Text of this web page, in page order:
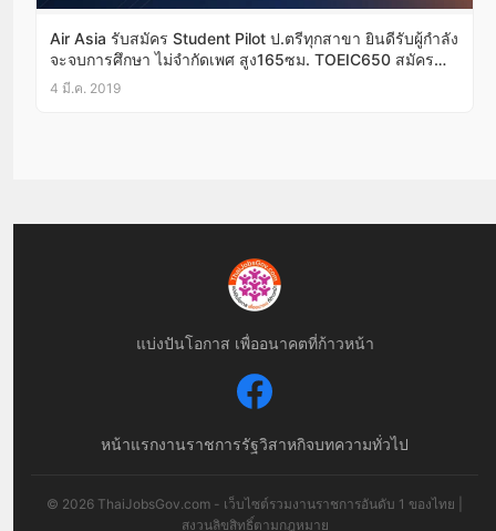
Air Asia รับสมัคร Student Pilot ป.ตรีทุกสาขา ยินดีรับผู้กำลัง
จะจบการศึกษา ไม่จำกัดเพศ สูง165ซม. TOEIC650 สมัคร
ออนไลน์1เม.ย.-30พ.ค.62
4 มี.ค. 2019
แบ่งปันโอกาส เพื่ออนาคตที่ก้าวหน้า
หน้าแรกงานราชการรัฐวิสาหกิจบทความทั่วไป
© 2026 ThaiJobsGov.com - เว็บไซต์รวมงานราชการอันดับ 1 ของไทย |
สงวนลิขสิทธิ์ตามกฎหมาย